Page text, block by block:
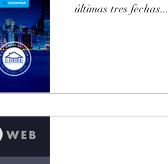
últimas tres fechas...